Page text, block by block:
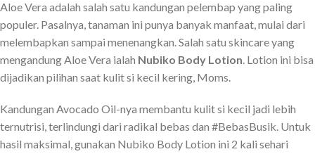
Aloe Vera adalah salah satu kandungan pelembap yang paling
populer. Pasalnya, tanaman ini punya banyak manfaat, mulai dari
melembapkan sampai menenangkan. Salah satu skincare yang
mengandung Aloe Vera ialah Nubiko Body Lotion. Lotion ini bisa
dijadikan pilihan saat kulit si kecil kering, Moms.
Kandungan Avocado Oil-nya membantu kulit si kecil jadi lebih
ternutrisi, terlindungi dari radikal bebas dan #BebasBusik. Untuk
hasil maksimal, gunakan Nubiko Body Lotion ini 2 kali sehari